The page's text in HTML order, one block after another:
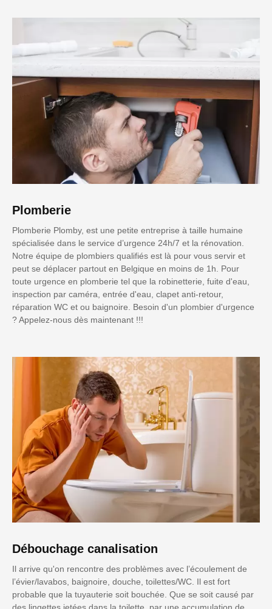
Plomberie
Plomberie Plomby, est une petite entreprise à taille humaine
spécialisée dans le service d’urgence 24h/7 et la rénovation.
Notre équipe de plombiers qualifiés est là pour vous servir et
peut se déplacer partout en Belgique en moins de 1h. Pour
toute urgence en plomberie tel que la robinetterie, fuite d'eau,
inspection par caméra, entrée d'eau, clapet anti-retour,
réparation WC et ou baignoire. Besoin d'un plombier d'urgence
? Appelez-nous dès maintenant !!!
Débouchage canalisation
Il arrive qu'on rencontre des problèmes avec l’écoulement de
l’évier/lavabos, baignoire, douche, toilettes/WC. Il est fort
probable que la tuyauterie soit bouchée. Que se soit causé par
des lingettes jetées dans la toilette, par une accumulation de